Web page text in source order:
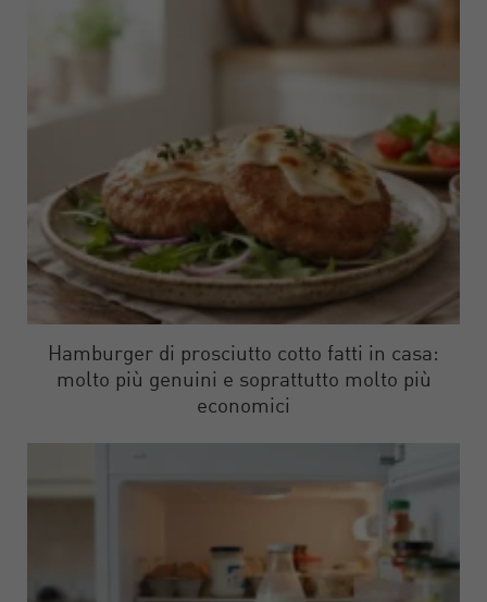
Hamburger di prosciutto cotto fatti in casa:
molto più genuini e soprattutto molto più
economici